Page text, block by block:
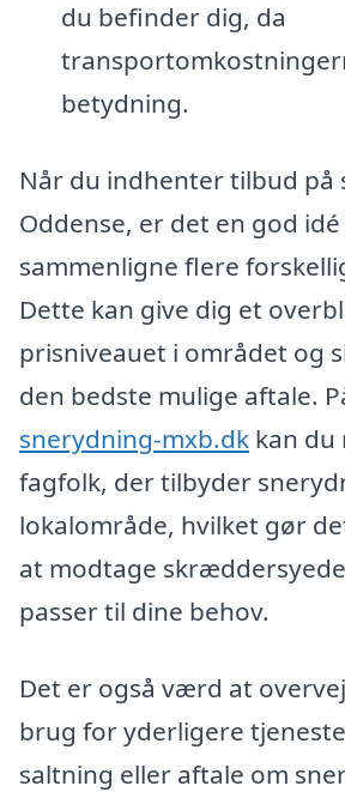
du befinder dig, da
betydning.
Når du indhenter tilbud på
Oddense, er det en god
sammenligne flere
Dette kan give dig et
prisniveauet i området og
den bedste mulige aftale.
snerydning-mxb.dk kan du
fagfolk, der tilbyder
lokalområde, hvilket gør
at modtage
passer til dine behov.
Det er også værd at
brug for yderligere
saltning eller aftale om